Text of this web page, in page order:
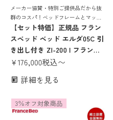
メーカー協賛・特別ご提供品だから抜
群のコスパ！ベッドフレームとマット
レスがセットでお得！
【セット特価】正規品 フラン
スベッド ベッド エルダ05C 引
き出し付き ZI-200 | フランス
ベッド製 マットレス付き マッ
ノコ おしゃれ コンパクト 省ス
照明付き シングル セミダブル
¥176,000税込〜
詳細を見る
3％オフ対象商品